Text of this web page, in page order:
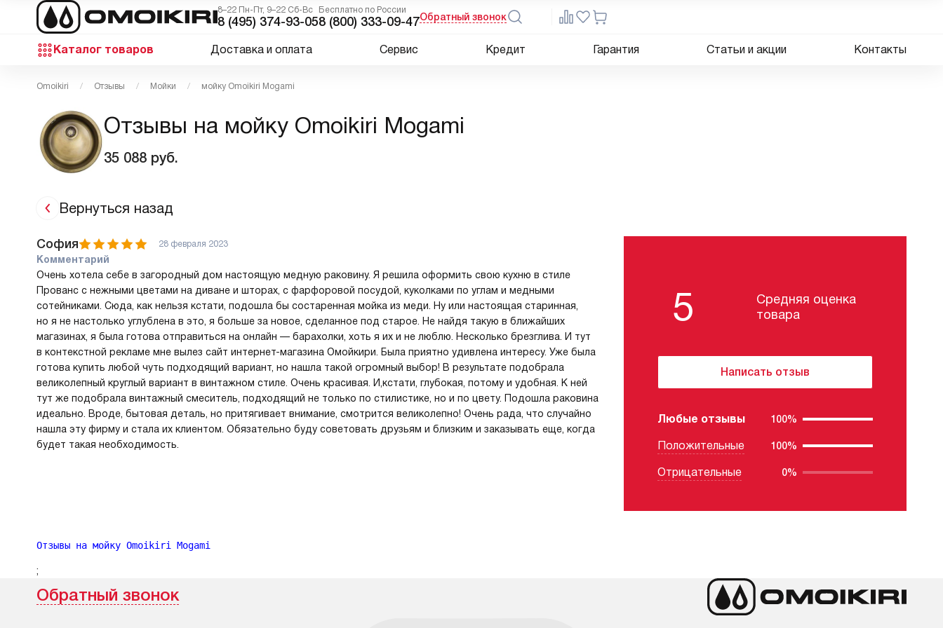
8–22 Пн-Пт, 9–22 Сб-Вс
8 (495) 374-93-05
Бесплатно по России
8 (800) 333-09-47Обратный звонок
Каталог товаров Доставка и оплата Сервис Кредит Гарантия Статьи и акции Контакты
Omoikiri Отзывы Мойки мойку Omoikiri Mogami
Отзывы на мойку Omoikiri Mogami
35 088 руб.
Вернуться назад
5
Средняя оценка
товара
Написать отзыв
Любые отзывы 100%
Положительные 100%
Отрицательные 0%
София 28 февраля 2023
Комментарий
Очень хотела себе в загородный дом настоящую медную раковину. Я решила оформить свою кухню в стиле
Прованс с нежными цветами на диване и шторах, с фарфоровой посудой, куколками по углам и медными
сотейниками. Сюда, как нельзя кстати, подошла бы состаренная мойка из меди. Ну или настоящая старинная,
но я не настолько углублена в это, я больше за новое, сделанное под старое. Не найдя такую в ближайших
магазинах, я была готова отправиться на онлайн — барахолки, хоть я их и не люблю. Несколько брезглива. И тут
в контекстной рекламе мне вылез сайт интернет-магазина Омойкири. Была приятно удивлена интересу. Уже была
готова купить любой чуть подходящий вариант, но нашла такой огромный выбор! В результате подобрала
великолепный круглый вариант в винтажном стиле. Очень красивая. И,кстати, глубокая, потому и удобная. К ней
тут же подобрала винтажный смеситель, подходящий не только по стилистике, но и по цвету. Подошла раковина
идеально. Вроде, бытовая деталь, но притягивает внимание, смотрится великолепно! Очень рада, что случайно
нашла эту фирму и стала их клиентом. Обязательно буду советовать друзьям и близким и заказывать еще, когда
будет такая необходимость.
Отзывы на мойку Omoikiri Mogami
;
Обратный звонок